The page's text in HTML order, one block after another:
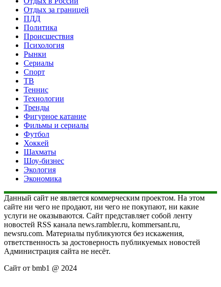
Отдых за границей
ПДД
Политика
Происшествия
Психология
Рынки
Сериалы
Спорт
ТВ
Теннис
Технологии
Тренды
Фигурное катание
Фильмы и сериалы
Футбол
Хоккей
Шахматы
Шоу-бизнес
Экология
Экономика
Данный сайт не является коммерческим проектом. На этом
сайте ни чего не продают, ни чего не покупают, ни какие
услуги не оказываются. Сайт представляет собой ленту
новостей RSS канала news.rambler.ru, kommersant.ru,
newsru.com. Материалы публикуются без искажения,
ответственность за достоверность публикуемых новостей
Администрация сайта не несёт.
Сайт от bmb1 @ 2024